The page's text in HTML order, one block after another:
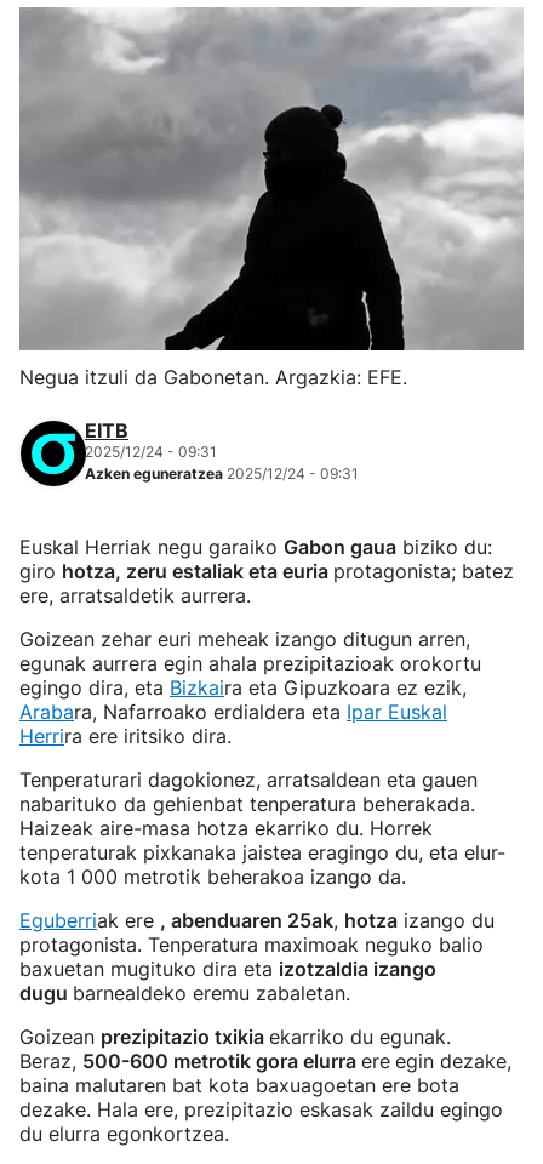
Negua itzuli da Gabonetan. Argazkia: EFE.
EITB
2025/12/24 - 09:31
Azken eguneratzea 2025/12/24 - 09:31
Euskal Herriak negu garaiko Gabon gaua biziko du:
giro hotza, zeru estaliak eta euria protagonista; batez
ere, arratsaldetik aurrera.
Goizean zehar euri meheak izango ditugun arren,
egunak aurrera egin ahala prezipitazioak orokortu
egingo dira, eta Bizkaira eta Gipuzkoara ez ezik,
Arabara, Nafarroako erdialdera eta Ipar Euskal
Herrira ere iritsiko dira.
Tenperaturari dagokionez, arratsaldean eta gauen
nabarituko da gehienbat tenperatura beherakada.
Haizeak aire-masa hotza ekarriko du. Horrek
tenperaturak pixkanaka jaistea eragingo du, eta elur-
kota 1 000 metrotik beherakoa izango da.
Eguberriak ere , abenduaren 25ak, hotza izango du
protagonista. Tenperatura maximoak neguko balio
baxuetan mugituko dira eta izotzaldia izango
dugu barnealdeko eremu zabaletan.
Goizean prezipitazio txikia ekarriko du egunak.
Beraz, 500-600 metrotik gora elurra ere egin dezake,
baina malutaren bat kota baxuagoetan ere bota
dezake. Hala ere, prezipitazio eskasak zaildu egingo
du elurra egonkortzea.